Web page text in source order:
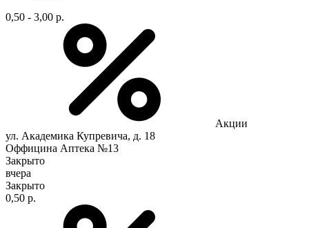
0,50 - 3,00 р.
Акции
ул. Академика Купревича, д. 18
Оффицина Аптека №13
Закрыто
вчера
Закрыто
0,50 р.